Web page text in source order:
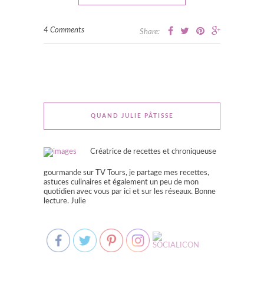
4 Comments Share:
QUAND JULIE PÂTISSE
Créatrice de recettes et chroniqueuse
gourmande sur TV Tours, je partage mes recettes,
astuces culinaires et également un peu de mon
quotidien avec vous par ici et sur les réseaux. Bonne
lecture. Julie